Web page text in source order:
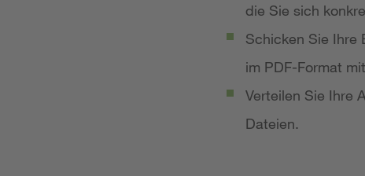
die Sie sich
Schicken Sie Ihre
im PDF-Format
Verteilen Sie Ihre
Dateien.